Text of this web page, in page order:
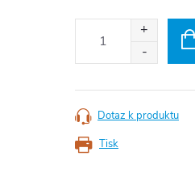
Tisk
Dotaz k produktu